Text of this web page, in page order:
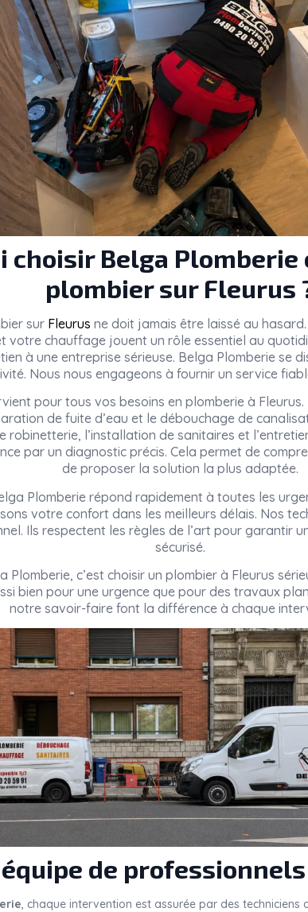
choisir Belga Plomberie
plombier sur Fleurus
sur Fleurus ne doit jamais être laissé au
votre chauffage jouent un rôle essentiel au
à une entreprise sérieuse. Belga Plomberie se
Nous nous engageons à fournir un service
pour tous vos besoins en plomberie à
de fuite d’eau et le débouchage de
robinetterie, l’installation de sanitaires et
par un diagnostic précis. Cela permet de
de proposer la solution la plus adaptée.
Plomberie répond rapidement à toutes les
votre confort dans les meilleurs délais. Nos
Ils respectent les règles de l’art pour garantir
sécurisé.
Plomberie, c’est choisir un plombier à Fleurus
bien pour une urgence que pour des travaux
notre savoir-faire font la différence à chaque
équipe de
, chaque intervention est assurée par des techniciens